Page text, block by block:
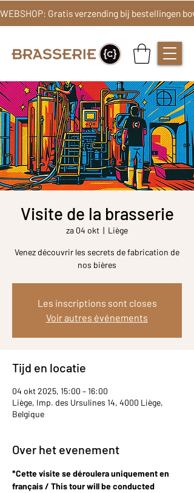
Visite de la brasserie
za 04 okt
  |
Liège
Venez découvrir les secrets de fabrication de
nos bières
Les inscriptions sont closes
Voir autres événements
Tijd en locatie
04 okt 2025, 15:00 – 16:00
Liège, Imp. des Ursulines 14, 4000 Liège,
Belgique
Over het evenement
*Cette visite se déroulera uniquement en
français / This tour will be conducted